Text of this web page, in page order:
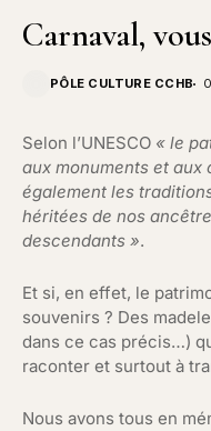
Carnaval,
PÔLE CULTURE CCHB
Selon l’UNESCO « le
aux monuments et aux
également les
héritées de nos
descendants ».
Et si, en effet, le
souvenirs ? Des
dans ce cas précis…)
raconter et surtout à
Nous avons tous en